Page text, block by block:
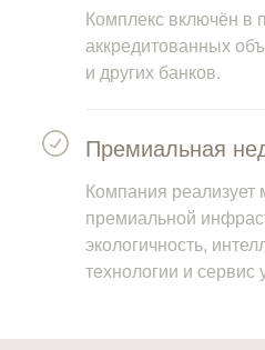
Компания
премиальной
экологичность,
технологии и сервис
Премиальная
Комплекс включён в
аккредитованных
и других банков.